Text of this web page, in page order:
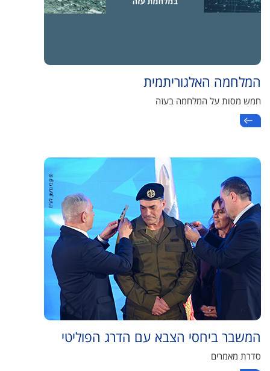
המלחמה האלגוריתמית
חמש מסות על המלחמה בעזה
המשבר ביחסי הצבא עם הדרג הפוליטי
סדרת מאמרים